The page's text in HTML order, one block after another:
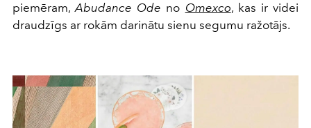
piemēram,Abudance Ode no Omexco, kas ir videi
draudzīgs ar rokām darinātu sienu segumu ražotājs.